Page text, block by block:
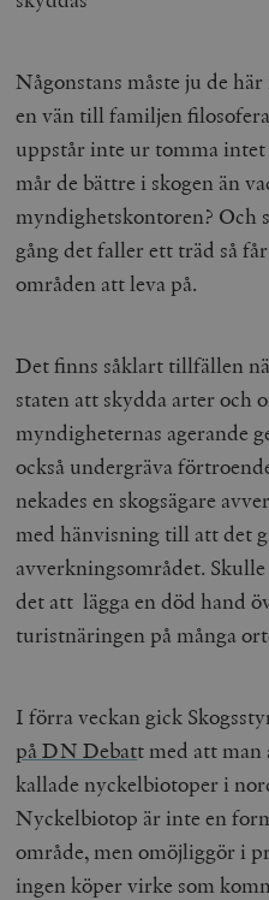
Någonstans måste ju de
en vän till familjen
uppstår inte ur tomma
mår de bättre i skogen än
myndighetskontoren? Och
gång det faller ett träd så
områden att leva på.
Det finns såklart tillfällen
staten att skydda arter och
myndigheternas agerande
också undergräva
nekades en skogsägare
med hänvisning till att det
avverkningsområdet.
det att lägga en död hand
turistnäringen på många
I förra veckan gick
på DN Debatt med att man
kallade nyckelbiotoper i
Nyckelbiotop är inte en
område, men omöjliggör i
ingen köper virke som